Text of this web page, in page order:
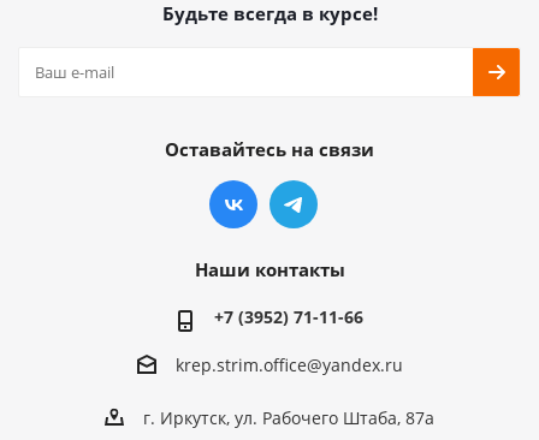
Будьте всегда в курсе!
Оставайтесь на связи
Наши контакты
+7 (3952) 71-11-66
krep.strim.office@yandex.ru
г. Иркутск, ул. Рабочего Штаба, 87а